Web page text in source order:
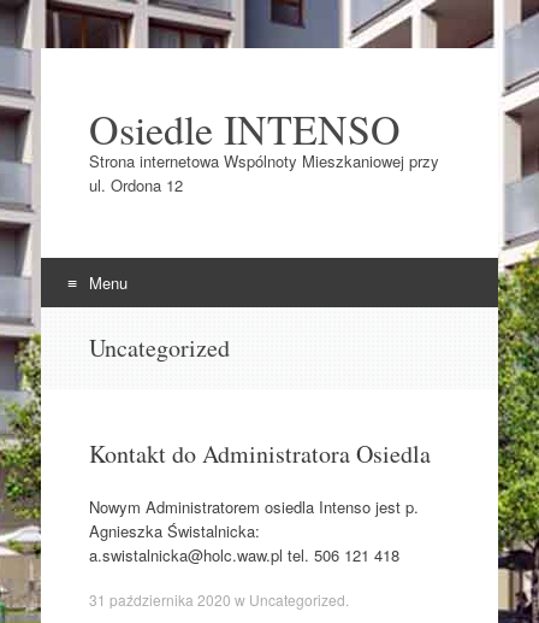
Osiedle INTENSO
Strona internetowa Wspólnoty Mieszkaniowej przy
ul. Ordona 12
Menu
Uncategorized
Kontakt do Administratora Osiedla
Nowym Administratorem osiedla Intenso jest p.
Agnieszka Świstalnicka:
a.swistalnicka@holc.waw.pl tel. 506 121 418
31 października 2020 w Uncategorized